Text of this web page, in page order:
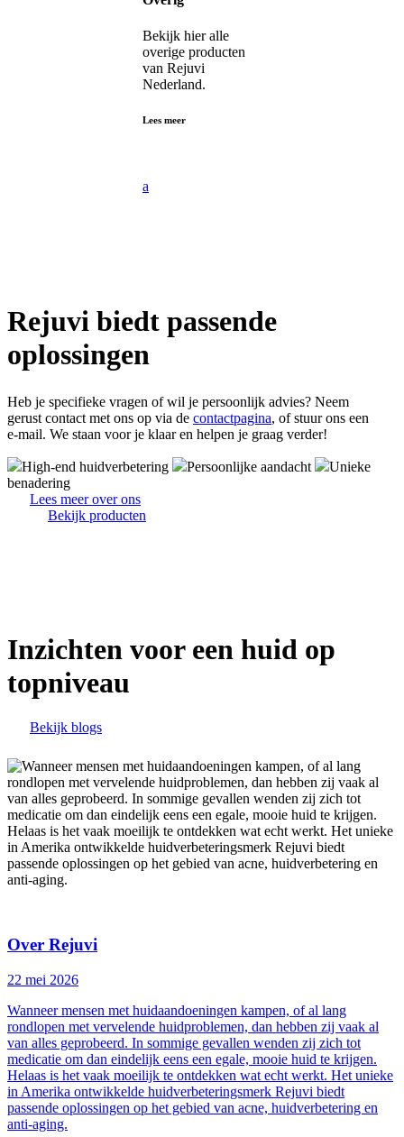
Bekijk hier alle
overige producten
van Rejuvi
Nederland.
Lees meer
a
Rejuvi biedt passende
oplossingen
Heb je specifieke vragen of wil je persoonlijk advies? Neem
gerust contact met ons op via de contactpagina, of stuur ons een
e-mail. We staan voor je klaar en helpen je graag verder!
High-end huidverbetering Persoonlijke aandacht
Unieke
benadering
Lees meer over ons
Bekijk producten
Inzichten voor een huid op
topniveau
Bekijk blogs
Over Rejuvi
22 mei 2026
Wanneer mensen met huidaandoeningen kampen, of al lang
rondlopen met vervelende huidproblemen, dan hebben zij vaak al
van alles geprobeerd. In sommige gevallen wenden zij zich tot
medicatie om dan eindelijk eens een egale, mooie huid te krijgen.
Helaas is het vaak moeilijk te ontdekken wat echt werkt. Het unieke
in Amerika ontwikkelde huidverbeteringsmerk Rejuvi biedt
passende oplossingen op het gebied van acne, huidverbetering en
anti-aging.